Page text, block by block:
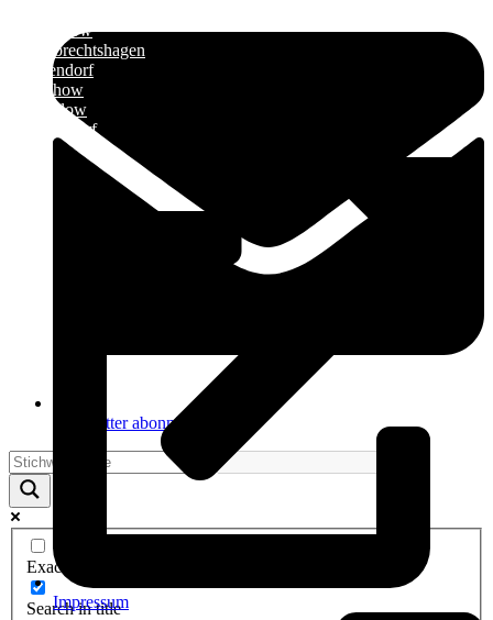
Newsletter abonnieren
Exact matches only
Search in title
Kritzmow
Lambrechtshagen
Papendorf
Pölchow
Stäbelow
Ziesendorf
Impressum